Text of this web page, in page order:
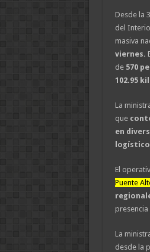
Desde la
del
masiva
viernes.
de570
102.95
La
que
en
El
Puente
presencia
La
desde la